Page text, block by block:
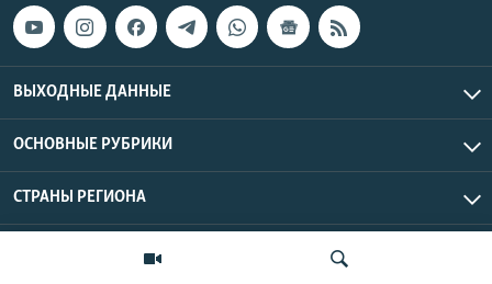
ВЫХОДНЫЕ ДАННЫЕ
ОСНОВНЫЕ РУБРИКИ
СТРАНЫ РЕГИОНА
Азаттык Азия © 2026 RFE/RL, Inc. | Все права защищены.